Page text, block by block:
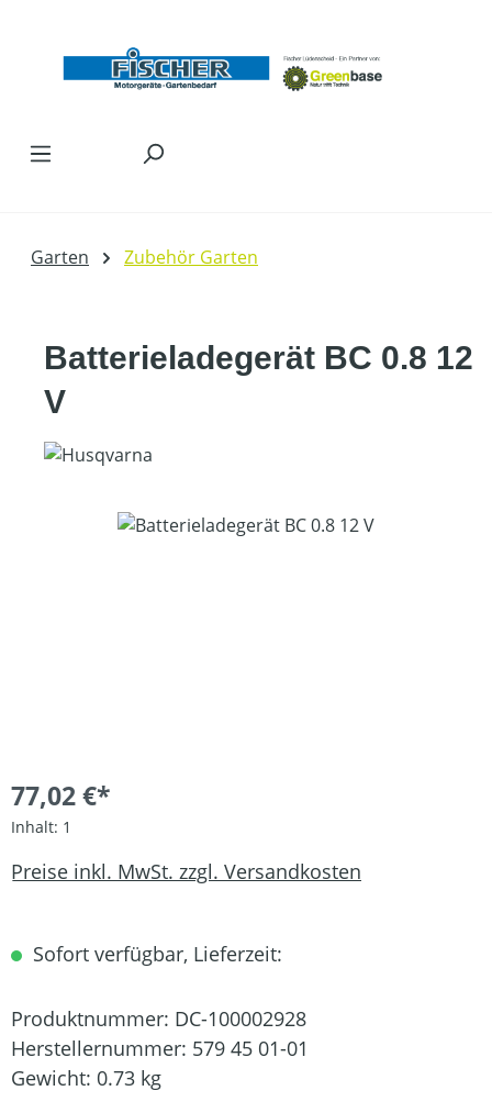
Garten Zubehör Garten
Batterieladegerät BC 0.8 12
V
Bildergalerie überspringen
77,02 €*
Inhalt: 1
Preise inkl. MwSt. zzgl. Versandkosten
Sofort verfügbar, Lieferzeit:
Produktnummer: DC-100002928
Herstellernummer: 579 45 01-01
Gewicht: 0.73 kg